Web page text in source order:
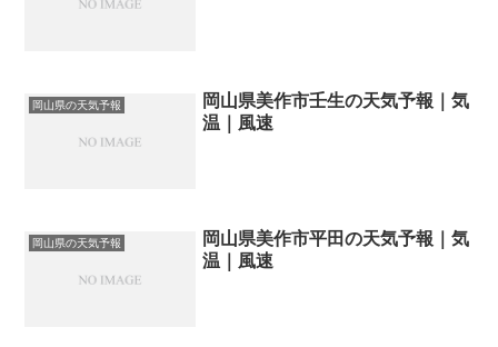
岡山県の天気予報
岡山県美作市壬生の天気予報｜気
温｜風速
岡山県の天気予報
岡山県美作市平田の天気予報｜気
温｜風速